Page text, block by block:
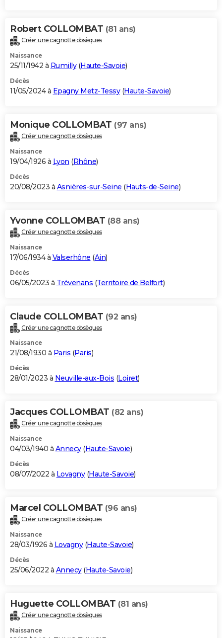
Robert COLLOMBAT (81 ans)
Créer une cagnotte obsèques
Naissance
25/11/1942 à Rumilly(Haute-Savoie)
Décès
11/05/2024 à Epagny Metz-Tessy(Haute-Savoie)
Monique COLLOMBAT (97 ans)
Créer une cagnotte obsèques
Naissance
19/04/1926 à Lyon (Rhône)
Décès
20/08/2023 à Asnières-sur-Seine (Hauts-de-Seine)
Yvonne COLLOMBAT (88 ans)
Créer une cagnotte obsèques
Naissance
17/06/1934 à Valserhône (Ain)
Décès
06/05/2023 à Trévenans (Territoire de Belfort)
Claude COLLOMBAT (92 ans)
Créer une cagnotte obsèques
Naissance
21/08/1930 à Paris (Paris)
Décès
28/01/2023 à Neuville-aux-Bois (Loiret)
Jacques COLLOMBAT (82 ans)
Créer une cagnotte obsèques
Naissance
04/03/1940 à Annecy(Haute-Savoie)
Décès
08/07/2022 à Lovagny(Haute-Savoie)
Marcel COLLOMBAT (96 ans)
Créer une cagnotte obsèques
Naissance
28/03/1926 à Lovagny(Haute-Savoie)
Décès
25/06/2022 à Annecy(Haute-Savoie)
Huguette COLLOMBAT (81 ans)
Créer une cagnotte obsèques
Naissance